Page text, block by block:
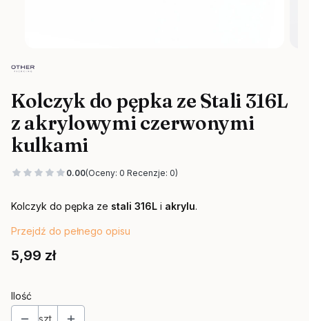
Kolczyk do pępka ze Stali 316L
z akrylowymi czerwonymi
kulkami
0.00(Oceny: 0 Recenzje: 0)
Kolczyk do pępka ze stali 316L i akrylu.
Przejdź do pełnego opisu
Cena
5,99 zł
Ilość
szt.